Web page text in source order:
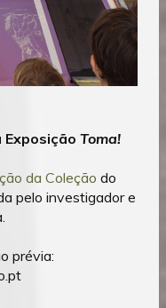
Toma!
da Coleção do
pelo investigador e
prévia: